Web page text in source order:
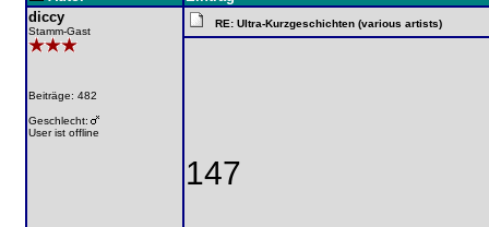
diccy
Stamm-Gast
Beiträge: 482
Geschlecht:
User ist offline
RE: Ultra-Kurzgeschichten (various artists)
147